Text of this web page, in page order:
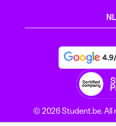
NL
© 2026 Student.be. All